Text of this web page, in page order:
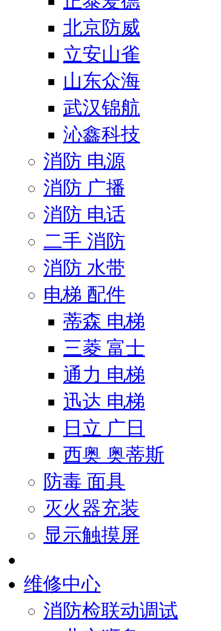
北京防威
立安山雀
山东众海
武汉锦航
沁鑫科技
消防 电源
消防 广播
消防 电话
二手 消防
消防 水带
电梯 配件
蒂森 电梯
三菱 富士
通力 电梯
迅达 电梯
日立 广日
西奥 奥蒂斯
防毒 面具
灭火器充装
显示触摸屏
维修中心
消防检联动调试